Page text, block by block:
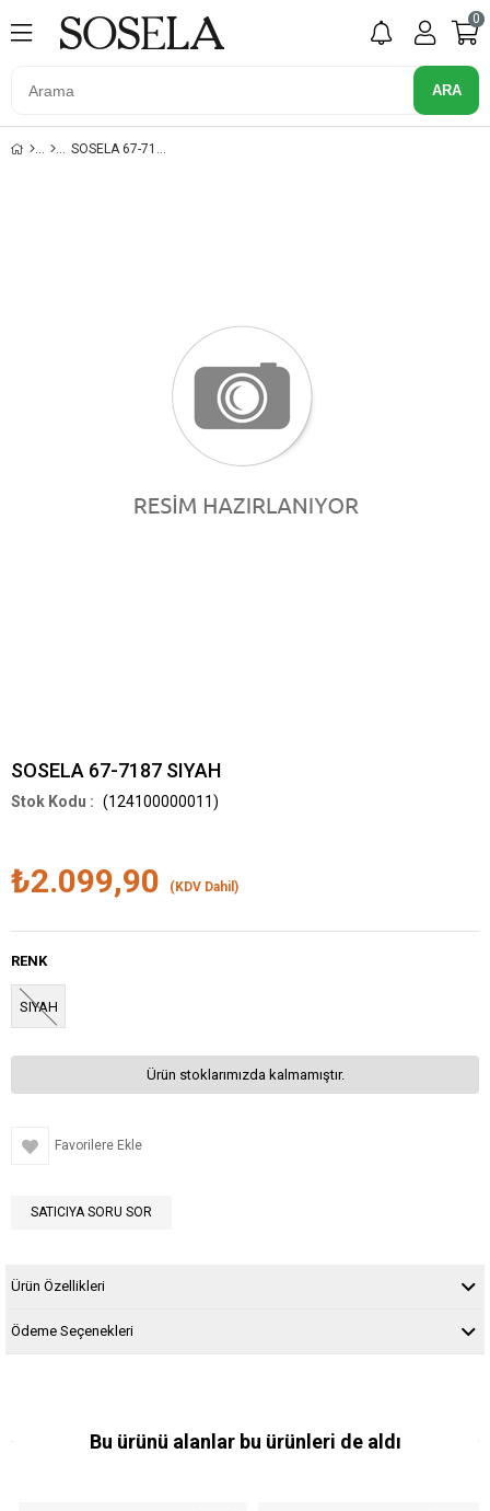
0
SOSELA 67-7187 SIYAH
SOSELA 67-7187 SIYAH
(124100000011)
₺2.099,90 (KDV Dahil)
RENK
SIYAH
Ürün stoklarımızda kalmamıştır.
Favorilere Ekle
SATICIYA SORU SOR
Ürün Özellikleri
Ödeme Seçenekleri
Bu ürünü alanlar bu ürünleri de aldı